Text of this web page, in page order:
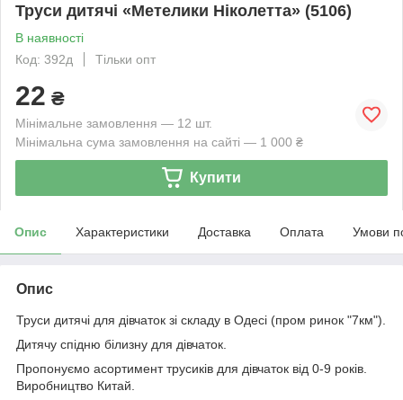
Труси дитячі «Метелики Ніколетта» (5106)
В наявності
Код: 392д
Тільки опт
22 ₴
Мінімальне замовлення — 12 шт.
Мінімальна сума замовлення на сайті — 1 000 ₴
Купити
Опис Характеристики Доставка Оплата Умови
Опис
Труси дитячі для дівчаток зі складу в Одесі (пром ринок "7км").
Дитячу спідню білизну для дівчаток.
Пропонуємо асортимент трусиків для дівчаток від 0-9 років.
Виробництво Китай.